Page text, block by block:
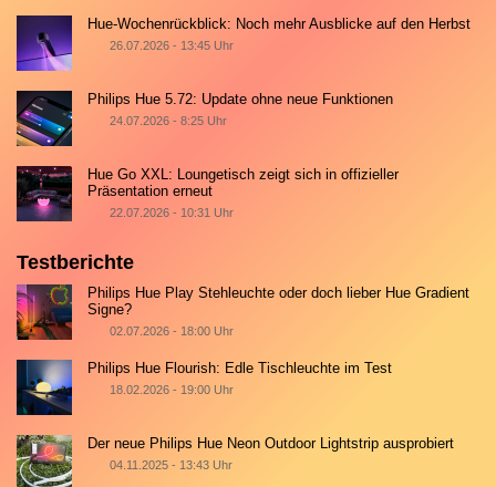
Hue-Wochenrückblick: Noch mehr Ausblicke auf den Herbst
26.07.2026 - 13:45 Uhr
Philips Hue 5.72: Update ohne neue Funktionen
24.07.2026 - 8:25 Uhr
Hue Go XXL: Loungetisch zeigt sich in offizieller
Präsentation erneut
22.07.2026 - 10:31 Uhr
Testberichte
Philips Hue Play Stehleuchte oder doch lieber Hue Gradient
Signe?
02.07.2026 - 18:00 Uhr
Philips Hue Flourish: Edle Tischleuchte im Test
18.02.2026 - 19:00 Uhr
Der neue Philips Hue Neon Outdoor Lightstrip ausprobiert
04.11.2025 - 13:43 Uhr